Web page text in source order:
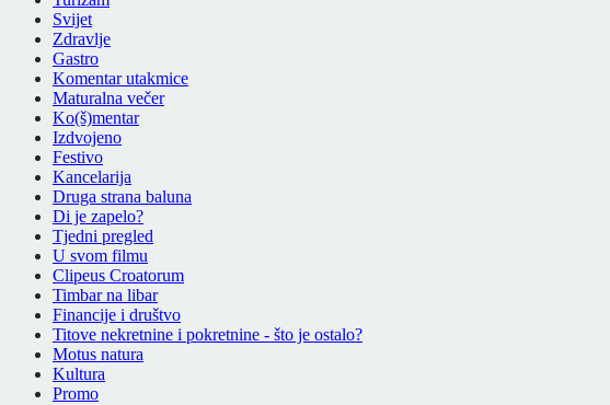
Svijet
Zdravlje
Gastro
Komentar utakmice
Maturalna večer
Ko(š)mentar
Izdvojeno
Festivo
Kancelarija
Druga strana baluna
Di je zapelo?
Tjedni pregled
U svom filmu
Clipeus Croatorum
Timbar na libar
Financije i društvo
Titove nekretnine i pokretnine - što je ostalo?
Motus natura
Kultura
Promo